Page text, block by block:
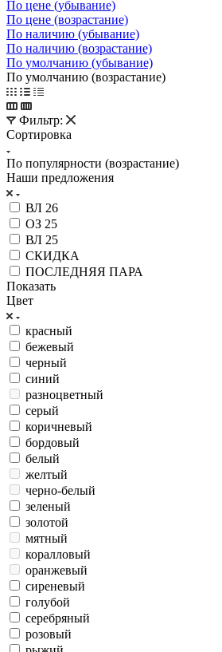
По цене (убывание)
По цене (возрастание)
По наличию (убывание)
По наличию (возрастание)
По умолчанию (убывание)
По умолчанию (возрастание)
Фильтр:
Сортировка
По популярности (возрастание)
Наши предложения
ВЛ 26
ОЗ 25
ВЛ 25
СКИДКА
ПОСЛЕДНЯЯ ПАРА
Показать
Цвет
красный
бежевый
черный
синий
разноцветный
серый
коричневый
бордовый
белый
желтый
черно-белый
зеленый
золотой
мятный
коралловый
оранжевый
сиреневый
голубой
серебряный
розовый